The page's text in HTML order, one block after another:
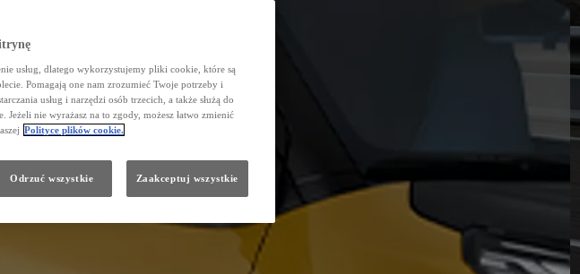
usług, dlatego wykorzystujemy pliki cookie, które są
Pomagają one nam zrozumieć Twoje potrzeby i
usług i narzędzi osób trzecich, a także służą do
nie wyrażasz na to zgody, możesz łatwo zmienić
Polityce plików cookie.
Odrzuć wszystkie Zaakceptuj wszystkie